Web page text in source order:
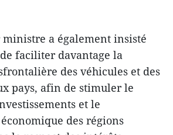
a également insisté
faciliter davantage la
des véhicules et des
pays, afin de stimuler le
et le
des régions